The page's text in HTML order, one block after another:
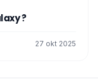
?
27 okt 2025